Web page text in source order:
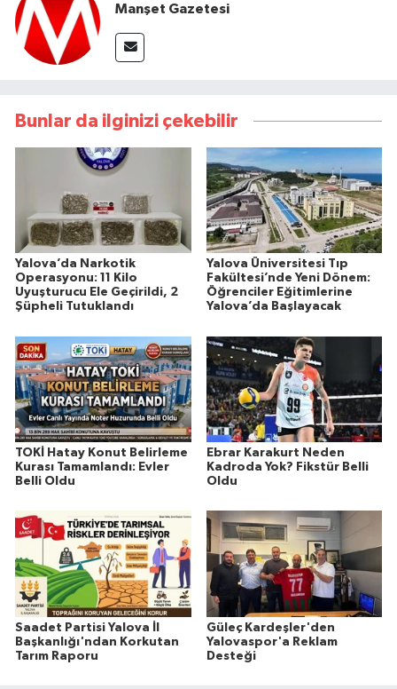
Manşet Gazetesi
Bunlar da ilginizi çekebilir
Yalova’da Narkotik
Operasyonu: 11 Kilo
Uyuşturucu Ele Geçirildi, 2
Şüpheli Tutuklandı
Yalova Üniversitesi Tıp
Fakültesi’nde Yeni Dönem:
Öğrenciler Eğitimlerine
Yalova’da Başlayacak
TOKİ Hatay Konut Belirleme
Kurası Tamamlandı: Evler
Belli Oldu
Ebrar Karakurt Neden
Kadroda Yok? Fikstür Belli
Oldu
Saadet Partisi Yalova İl
Başkanlığı'ndan Korkutan
Tarım Raporu
Güleç Kardeşler'den
Yalovaspor'a Reklam
Desteği